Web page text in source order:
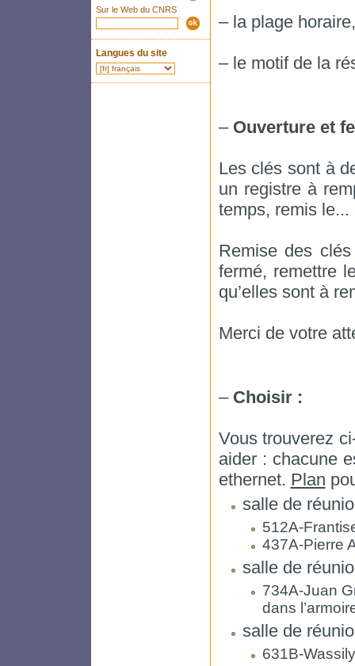
Sur le Web du CNRS
Langues du site
– la plage horaire,
– le motif de la
– Ouverture et
Les clés sont à
un registre à
temps, remis
Remise des
fermé, remettre
qu’elles sont à
Merci de votre
– Choisir :
Vous trouverez
aider : chacune
ethernet. Plan
salle de
512A-
437A-Pierre
salle de
734A-Juan
dans
salle de
631B-